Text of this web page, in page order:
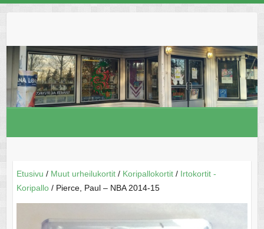
Etusivu / Muut urheilukortit/ Koripallokortit/ Irtokortit -
Koripallo/ Pierce, Paul – NBA 2014-15